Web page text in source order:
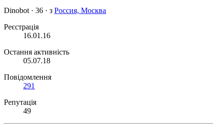
Dinobot · 36 · з Россия, Москва
Реєстрація
16.01.16
Остання активність
05.07.18
Повідомлення
291
Репутація
49